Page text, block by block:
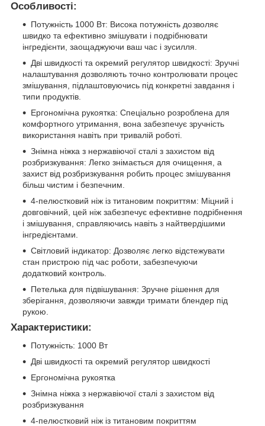
Особливості:
Потужність 1000 Вт: Висока потужність дозволяє
швидко та ефективно змішувати і подрібнювати
інгредієнти, заощаджуючи ваш час і зусилля.
Дві швидкості та окремий регулятор швидкості: Зручні
налаштування дозволяють точно контролювати процес
змішування, підлаштовуючись під конкретні завдання і
типи продуктів.
Ергономічна рукоятка: Спеціально розроблена для
комфортного утримання, вона забезпечує зручність
використання навіть при тривалій роботі.
Знімна ніжка з нержавіючої сталі з захистом від
розбризкування: Легко знімається для очищення, а
захист від розбризкування робить процес змішування
більш чистим і безпечним.
4-пелюстковий ніж із титановим покриттям: Міцний і
довговічний, цей ніж забезпечує ефективне подрібнення
і змішування, справляючись навіть з найтвердішими
інгредієнтами.
Світловий індикатор: Дозволяє легко відстежувати
стан пристрою під час роботи, забезпечуючи
додатковий контроль.
Петелька для підвішування: Зручне рішення для
зберігання, дозволяючи завжди тримати блендер під
рукою.
Характеристики:
Потужність: 1000 Вт
Дві швидкості та окремий регулятор швидкості
Ергономічна рукоятка
Знімна ніжка з нержавіючої сталі з захистом від
розбризкування
4-пелюстковий ніж із титановим покриттям